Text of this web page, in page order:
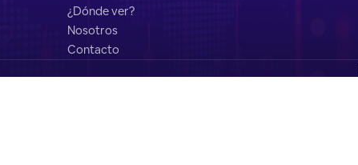
¿Dónde ver?
Nosotros
Contacto